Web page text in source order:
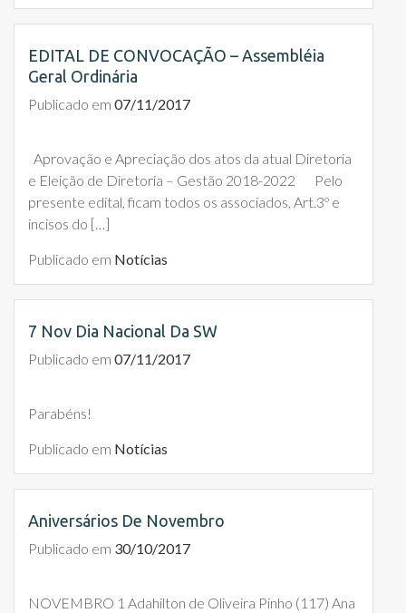
EDITAL DE CONVOCAÇÃO – Assembléia
Geral Ordinária
Publicado em 07/11/2017
Aprovação e Apreciação dos atos da atual Diretoria
e Eleição de Diretoria – Gestão 2018-2022 Pelo
presente edital, ficam todos os associados, Art.3º e
incisos do […]
Publicado em Notícias
7 Nov Dia Nacional Da SW
Publicado em 07/11/2017
Parabéns!
Publicado em Notícias
Aniversários De Novembro
Publicado em 30/10/2017
NOVEMBRO 1 Adahilton de Oliveira Pinho (117) Ana